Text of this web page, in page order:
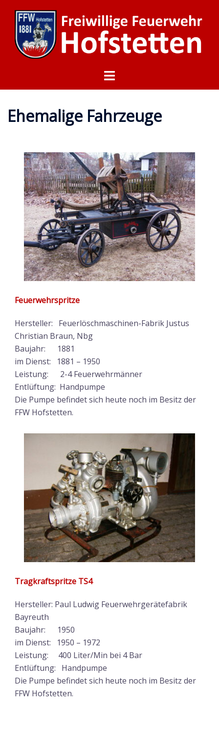
Ehemalige Fahrzeuge
Feuerwehrspritze
Hersteller: Feuerlöschmaschinen-Fabrik Justus
Christian Braun, Nbg
Baujahr: 1881
im Dienst: 1881 – 1950
Leistung: 2-4 Feuerwehrmänner
Entlüftung: Handpumpe
Die Pumpe befindet sich heute noch im Besitz der
FFW Hofstetten.
Tragkraftspritze TS4
Hersteller: Paul Ludwig Feuerwehrgerätefabrik
Bayreuth
Baujahr: 1950
im Dienst: 1950 – 1972
Leistung: 400 Liter/Min bei 4 Bar
Entlüftung: Handpumpe
Die Pumpe befindet sich heute noch im Besitz der
FFW Hofstetten.